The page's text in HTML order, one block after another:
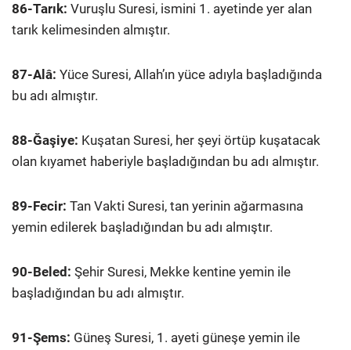
86-Tarık: Vuruşlu Suresi, ismini 1. ayetinde yer alan
tarık kelimesinden almıştır.
87-Alâ: Yüce Suresi, Allah’ın yüce adıyla başladığında
bu adı almıştır.
88-Ğaşiye: Kuşatan Suresi, her şeyi örtüp kuşatacak
olan kıyamet haberiyle başladığından bu adı almıştır.
89-Fecir: Tan Vakti Suresi, tan yerinin ağarmasına
yemin edilerek başladığından bu adı almıştır.
90-Beled: Şehir Suresi, Mekke kentine yemin ile
başladığından bu adı almıştır.
91-Şems: Güneş Suresi, 1. ayeti güneşe yemin ile